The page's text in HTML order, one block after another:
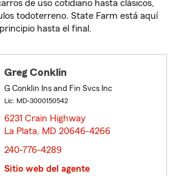
de uso cotidiano hasta clásicos,
todoterreno. State Farm está aquí
hasta el final.
Greg Conklin
G Conklin Ins and Fin Svcs Inc
Lic: MD-3000150542
6231 Crain Highway
La Plata, MD 20646-4266
240-776-4289
Sitio web del agente